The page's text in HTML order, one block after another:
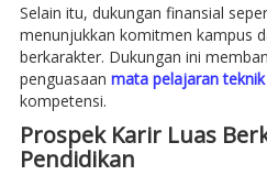
Selain itu, dukungan finansial
menunjukkan komitmen kampus
berkarakter. Dukungan ini
penguasaan mata pelajaran teknik
kompetensi.
Prospek Karir Luas
Pendidikan